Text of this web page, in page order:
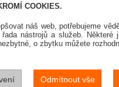
COOKIES.
náš web, potřebujeme
nástrojů a služeb. Některé
o zbytku můžete
Odmítnout vše